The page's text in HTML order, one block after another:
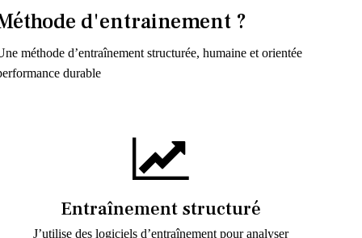
d'entrainement ?
méthode d’entraînement structurée, humaine et orientée
durable
Entraînement structuré
J’utilise des logiciels d’entraînement pour analyser